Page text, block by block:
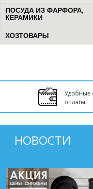
ПОСУДА ИЗ ФАРФОРА,
КЕРАМИКИ
ХОЗТОВАРЫ
Удобные
оплаты
НОВОСТИ